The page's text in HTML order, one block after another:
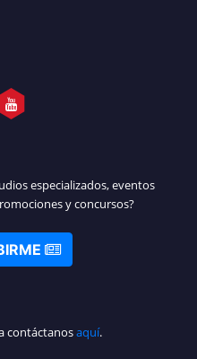
especializados, eventos
y concursos?
contáctanosaquí.